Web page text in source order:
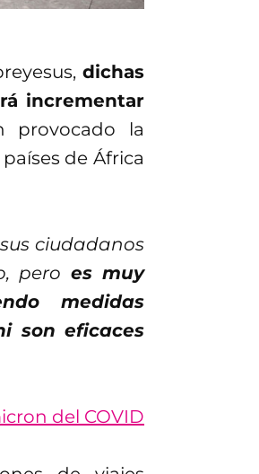
dichas
incrementar
provocado la
de África
ciudadanos
pero es muy
medidas
son eficaces
del COVID